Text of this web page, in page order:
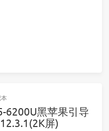
6200U黑苹果引导
屏)